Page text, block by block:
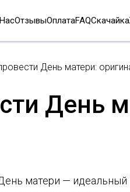
ОтзывыОплатаFAQСкачайка
День матери:
День
матери — идеальный